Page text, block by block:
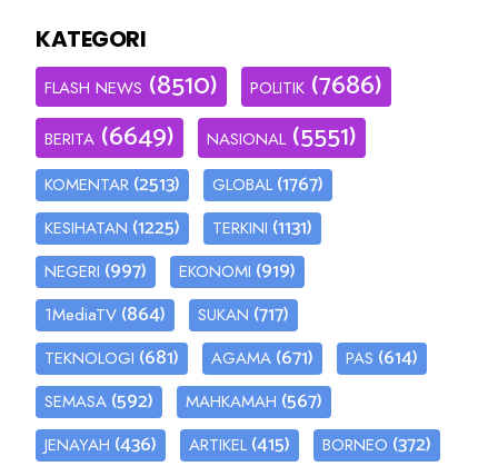
KATEGORI
FLASH NEWS (8510) POLITIK (7686)
BERITA (6649) NASIONAL (5551)
KOMENTAR (2513) GLOBAL (1767)
KESIHATAN (1225) TERKINI (1131)
NEGERI (997) EKONOMI (919)
1MediaTV (864) SUKAN (717)
TEKNOLOGI (681) AGAMA (671) PAS (614)
SEMASA (592) MAHKAMAH (567)
JENAYAH (436) ARTIKEL (415) BORNEO (372)